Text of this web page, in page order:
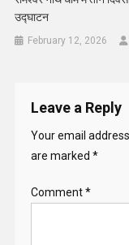
उद्घाटन
February 12, 2026
Leave a Reply
Your email
are marked *
Comment*